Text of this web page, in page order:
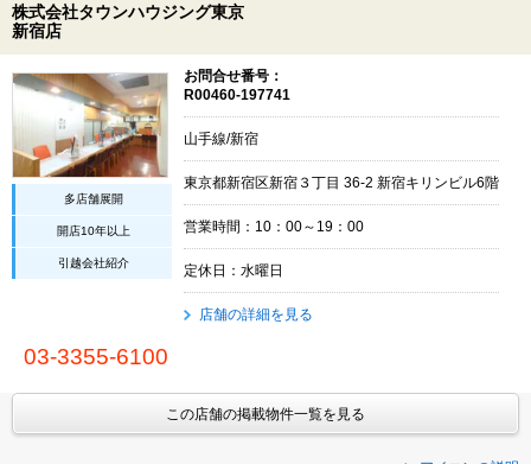
株式会社タウンハウジング東京
新宿店
多店舗展開
開店10年以上
引越会社紹介
お問合せ番号：
R00460-197741
山手線/新宿
東京都新宿区新宿３丁目 36-2 新宿キリンビル6階
営業時間：10：00～19：00
定休日：水曜日
店舗の詳細を見る
03-3355-6100
この店舗の掲載物件一覧を見る